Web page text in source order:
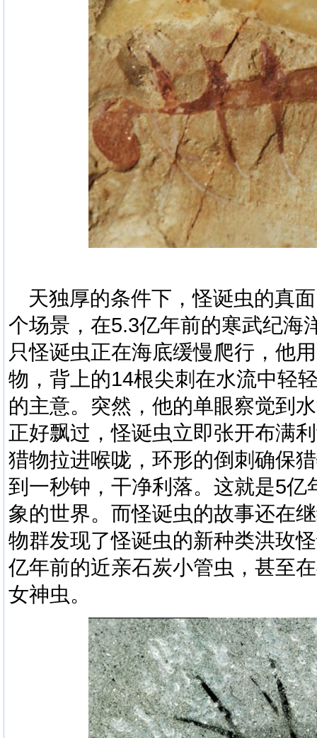
天独厚的条件下，怪诞虫的真
个场景，在5.3亿年前的寒武纪海
只怪诞虫正在海底缓慢爬行，他用
物，背上的14根尖刺在水流中轻
的主意。突然，他的单眼察觉到
正好飘过，怪诞虫立即张开布满
猎物拉进喉咙，环形的倒刺确保
到一秒钟，干净利落。这就是5亿
象的世界。而怪诞虫的故事还在
物群发现了怪诞虫的新种类洪玫
亿年前的近亲石炭小管虫，甚至在
女神虫。